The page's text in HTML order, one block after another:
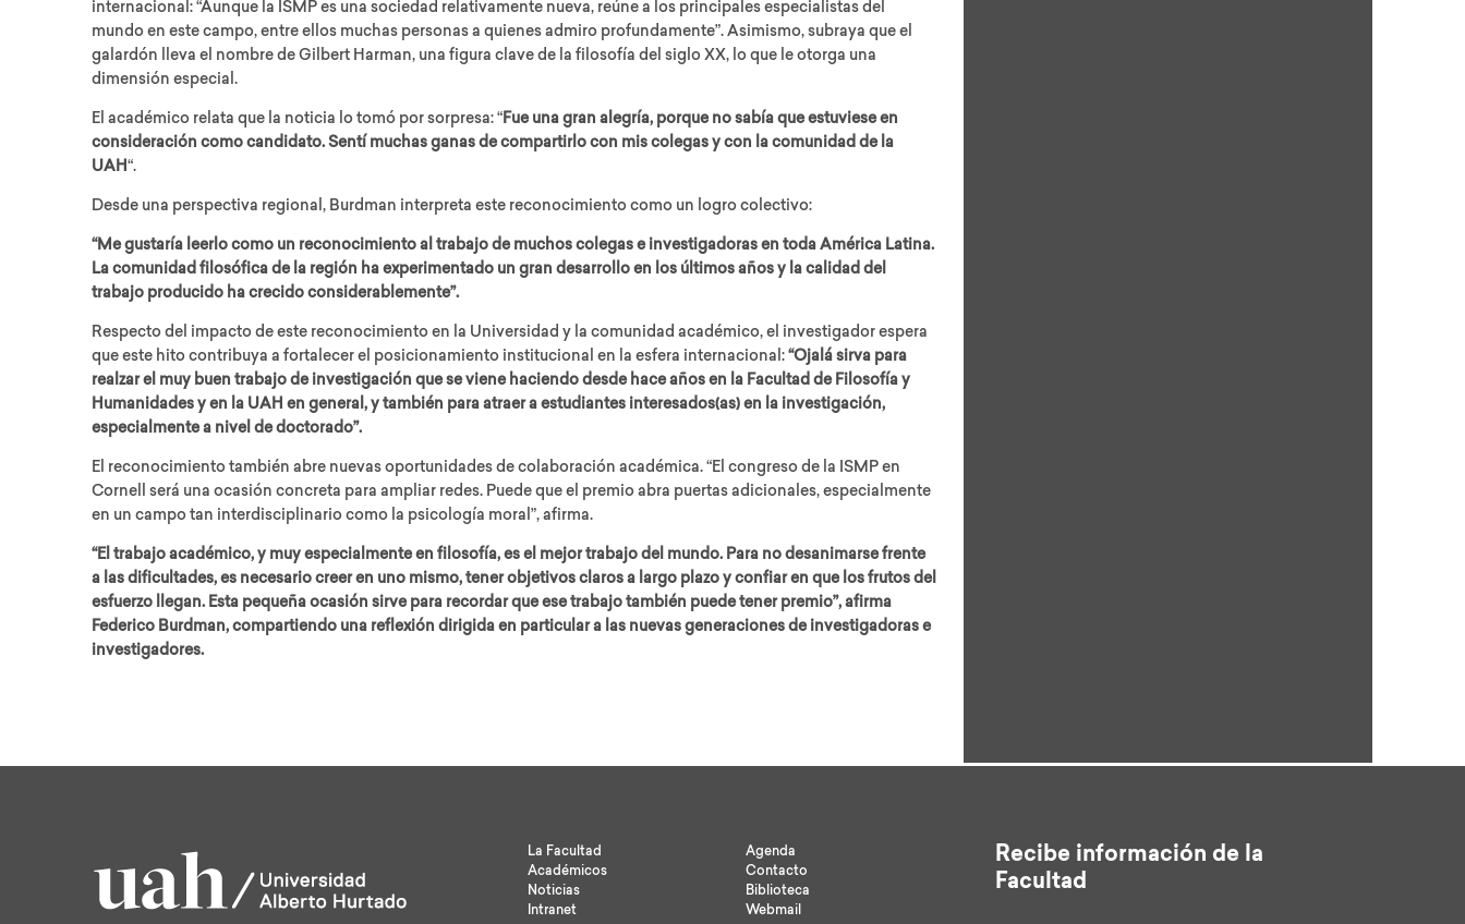
internacional: “Aunque la ISMP es una sociedad relativamente nueva, reúne a los principales especialistas del
mundo en este campo, entre ellos muchas personas a quienes admiro profundamente”. Asimismo, subraya que el
galardón lleva el nombre de Gilbert Harman, una figura clave de la filosofía del siglo XX, lo que le otorga una
dimensión especial.
El académico relata que la noticia lo tomó por sorpresa: “Fue una gran alegría, porque no sabía que estuviese en
consideración como candidato. Sentí muchas ganas de compartirlo con mis colegas y con la comunidad de la
UAH“.
Desde una perspectiva regional, Burdman interpreta este reconocimiento como un logro colectivo:
“Me gustaría leerlo como un reconocimiento al trabajo de muchos colegas e investigadoras en toda América Latina.
La comunidad filosófica de la región ha experimentado un gran desarrollo en los últimos años y la calidad del
trabajo producido ha crecido considerablemente”.
Respecto del impacto de este reconocimiento en la Universidad y la comunidad académico, el investigador espera
que este hito contribuya a fortalecer el posicionamiento institucional en la esfera internacional: “Ojalá sirva para
realzar el muy buen trabajo de investigación que se viene haciendo desde hace años en la Facultad de Filosofía y
Humanidades y en la UAH en general, y también para atraer a estudiantes interesados(as) en la investigación,
especialmente a nivel de doctorado”.
El reconocimiento también abre nuevas oportunidades de colaboración académica. “El congreso de la ISMP en
Cornell será una ocasión concreta para ampliar redes. Puede que el premio abra puertas adicionales, especialmente
en un campo tan interdisciplinario como la psicología moral”, afirma.
“El trabajo académico, y muy especialmente en filosofía, es el mejor trabajo del mundo. Para no desanimarse frente
a las dificultades, es necesario creer en uno mismo, tener objetivos claros a largo plazo y confiar en que los frutos del
esfuerzo llegan. Esta pequeña ocasión sirve para recordar que ese trabajo también puede tener premio”, afirma
Federico Burdman, compartiendo una reflexión dirigida en particular a las nuevas generaciones de investigadoras e
investigadores.
La Facultad
Académicos
Noticias
Intranet
Agenda
Contacto
Biblioteca
Webmail
Recibe información de la
Facultad